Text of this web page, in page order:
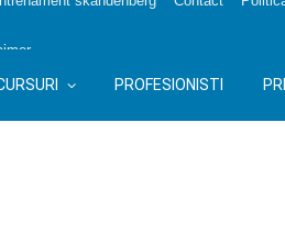
PROFESIONISTI